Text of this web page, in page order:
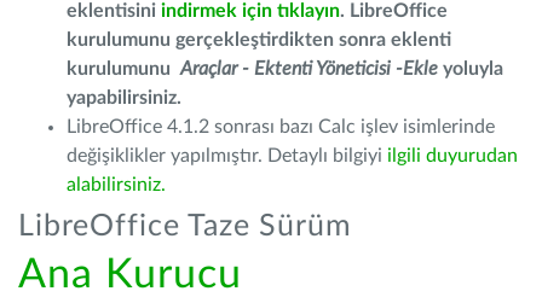
eklentisini indirmek için tıklayın. LibreOffice
kurulumunu gerçekleştirdikten sonra eklenti
kurulumunu Araçlar - Ektenti Yöneticisi -Ekle yoluyla
yapabilirsiniz.
LibreOffice 4.1.2 sonrası bazı Calc işlev isimlerinde
değişiklikler yapılmıştır. Detaylı bilgiyi ilgili duyurudan
alabilirsiniz.
LibreOffice Taze Sürüm
Ana Kurucu